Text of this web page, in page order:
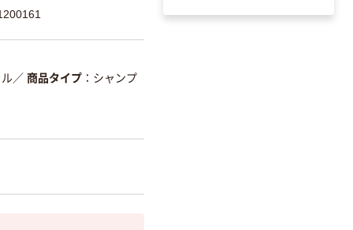
／ 商品タイプ シャンプ